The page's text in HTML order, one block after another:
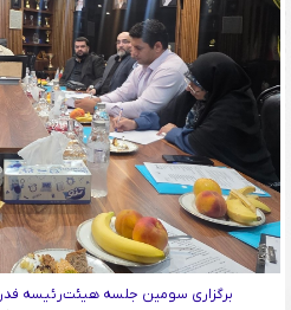
برگزاری سومین جلسه هیئت‌رئیسه